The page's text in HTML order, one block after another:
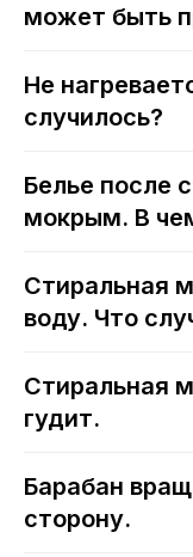
может быть
Не
случилось?
Белье после
мокрым. В
Стиральная
воду. Что
Стиральная
гудит.
Барабан
сторону.